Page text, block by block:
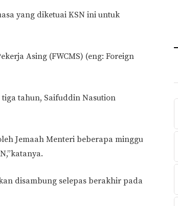
yang diketuai KSN ini untuk
Asing (FWCMS) (eng: Foreign
tahun, Saifuddin Nasution
Jemaah Menteri beberapa minggu
disambung selepas berakhir pada